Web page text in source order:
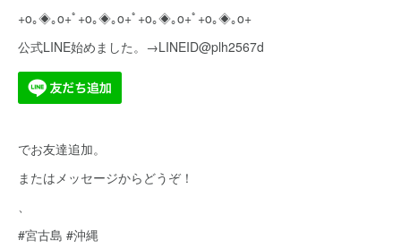
+o｡◈｡o+ﾟ+o｡◈｡o+ﾟ+o｡◈｡o+ﾟ+o｡◈｡o+
公式LINE始めました。→LINEID@plh2567d
でお友達追加。
またはメッセージからどうぞ！
、
#宮古島 #沖縄